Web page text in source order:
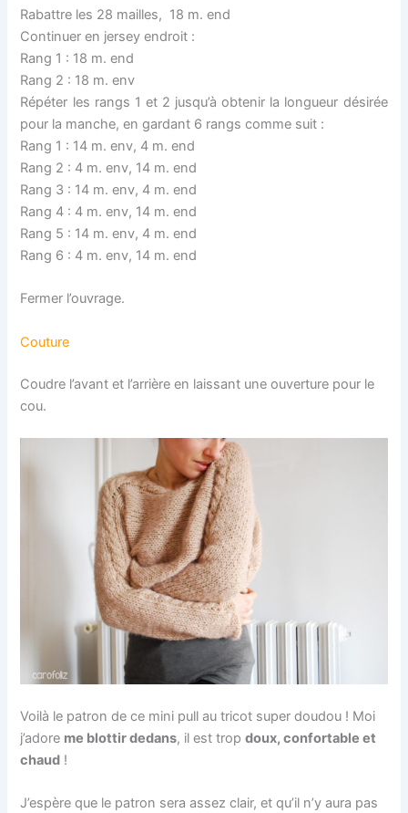
Rabattre les 28 mailles, 18 m. end
Continuer en jersey endroit :
Rang 1 : 18 m. end
Rang 2 : 18 m. env
Répéter les rangs 1 et 2 jusqu’à obtenir la longueur désirée
pour la manche, en gardant 6 rangs comme suit :
Rang 1 : 14 m. env, 4 m. end
Rang 2 : 4 m. env, 14 m. end
Rang 3 : 14 m. env, 4 m. end
Rang 4 : 4 m. env, 14 m. end
Rang 5 : 14 m. env, 4 m. end
Rang 6 : 4 m. env, 14 m. end
Fermer l’ouvrage.
Couture
Coudre l’avant et l’arrière en laissant une ouverture pour le
cou.
Voilà le patron de ce mini pull au tricot super doudou ! Moi
j’adore me blottir dedans, il est tropdoux, confortable et
chaud !
J’espère que le patron sera assez clair, et qu’il n’y aura pas